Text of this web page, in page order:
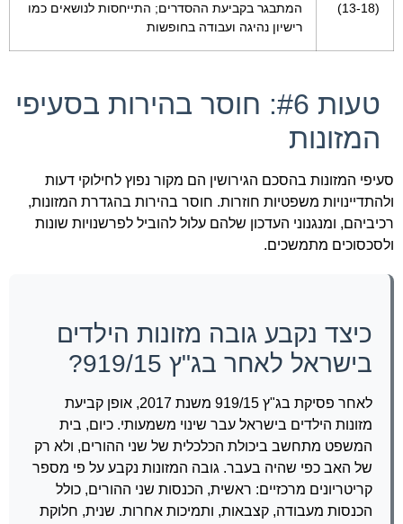
(13-18)
המתבגר בקביעת ההסדרים; התייחסות לנושאים כמו
רישיון נהיגה ועבודה בחופשות
טעות #6: חוסר בהירות בסעיפי
המזונות
סעיפי המזונות בהסכם הגירושין הם מקור נפוץ לחילוקי דעות
ולהתדיינויות משפטיות חוזרות. חוסר בהירות בהגדרת המזונות,
רכיביהם, ומנגנוני העדכון שלהם עלול להוביל לפרשנויות שונות
ולסכסוכים מתמשכים.
כיצד נקבע גובה מזונות הילדים
בישראל לאחר בג"ץ 919/15?
לאחר פסיקת בג"ץ 919/15 משנת 2017, אופן קביעת
מזונות הילדים בישראל עבר שינוי משמעותי. כיום, בית
המשפט מתחשב ביכולת הכלכלית של שני ההורים, ולא רק
של האב כפי שהיה בעבר. גובה המזונות נקבע על פי מספר
קריטריונים מרכזיים: ראשית, הכנסות שני ההורים, כולל
הכנסות מעבודה, קצבאות, ותמיכות אחרות. שנית, חלוקת